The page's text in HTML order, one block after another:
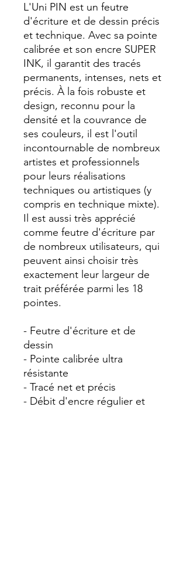
L'Uni PIN est un feutre
d'écriture et de dessin précis
et technique. Avec sa pointe
calibrée et son encre SUPER
INK, il garantit des tracés
permanents, intenses, nets et
précis. À la fois robuste et
design, reconnu pour la
densité et la couvrance de
ses couleurs, il est l'outil
incontournable de nombreux
artistes et professionnels
pour leurs réalisations
techniques ou artistiques (y
compris en technique mixte).
Il est aussi très apprécié
comme feutre d'écriture par
de nombreux utilisateurs, qui
peuvent ainsi choisir très
exactement leur largeur de
trait préférée parmi les 18
pointes.
- Feutre d'écriture et de
dessin
- Pointe calibrée ultra
résistante
- Tracé net et précis
- Débit d'encre régulier et